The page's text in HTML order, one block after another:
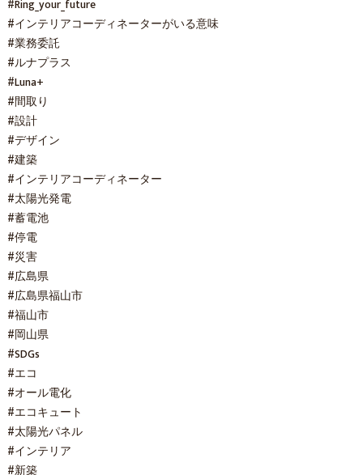
#Ring_your_future
#インテリアコーディネーターがいる意味
#業務委託
#ルナプラス
#Luna+
#間取り
#設計
#デザイン
#建築
#インテリアコーディネーター
#太陽光発電
#蓄電池
#停電
#災害
#広島県
#広島県福山市
#福山市
#岡山県
#SDGs
#エコ
#オール電化
#エコキュート
#太陽光パネル
#インテリア
#新築